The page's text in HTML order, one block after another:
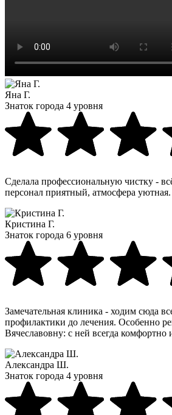
Яна Г.
Знаток города 4 уровня
Сделала профессиональную чистку -
персонал приятный, атмосфера уютная.
Кристина Г.
Знаток города 6 уровня
Замечательная клиника - ходим сюда
профилактики до лечения. Особенно
Вячеславовну: с ней всегда комфортно
Александра Ш.
Знаток города 4 уровня